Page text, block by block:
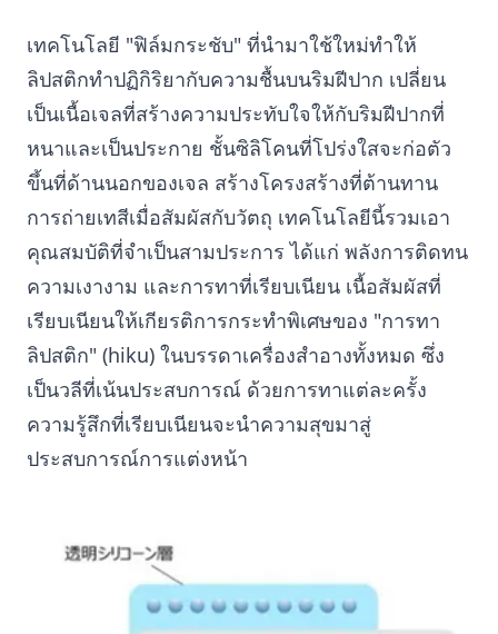
เทคโนโลยี "ฟิล์มกระชับ" ที่นำมาใช้ใหม่ทำให้
ลิปสติกทำปฏิกิริยากับความชื้นบนริมฝีปาก เปลี่ยน
เป็นเนื้อเจลที่สร้างความประทับใจให้กับริมฝีปากที่
หนาและเป็นประกาย ชั้นซิลิโคนที่โปร่งใสจะก่อตัว
ขึ้นที่ด้านนอกของเจล สร้างโครงสร้างที่ต้านทาน
การถ่ายเทสีเมื่อสัมผัสกับวัตถุ เทคโนโลยีนี้รวมเอา
คุณสมบัติที่จำเป็นสามประการ ได้แก่ พลังการติดทน
ความเงางาม และการทาที่เรียบเนียน เนื้อสัมผัสที่
เรียบเนียนให้เกียรติการกระทำพิเศษของ "การทา
ลิปสติก" (hiku) ในบรรดาเครื่องสำอางทั้งหมด ซึ่ง
เป็นวลีที่เน้นประสบการณ์ ด้วยการทาแต่ละครั้ง
ความรู้สึกที่เรียบเนียนจะนำความสุขมาสู่
ประสบการณ์การแต่งหน้า